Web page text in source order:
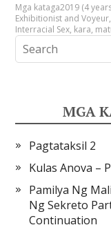
Mga kataga2019 (4
Exhibitionist and Voyeur
Interracial Sex, kara,
MGA
Pagtataksil 2
Kulas Anova –
Pamilya Ng
Ng Sekreto
Continuation